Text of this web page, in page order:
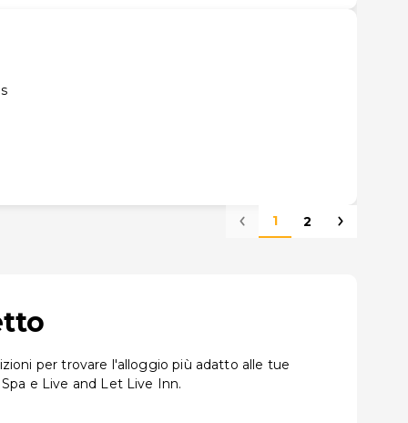
1 2
per trovare l'alloggio più adatto alle tue
e Live and Let Live Inn.